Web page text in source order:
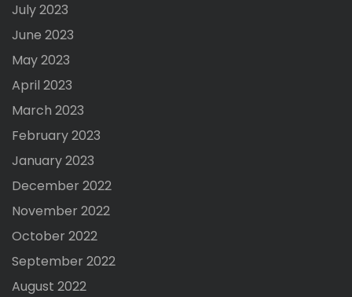
July 2023
June 2023
May 2023
April 2023
March 2023
February 2023
January 2023
December 2022
November 2022
October 2022
September 2022
August 2022